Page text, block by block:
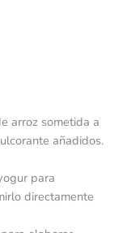
arroz sometida a
añadidos.
para
directamente